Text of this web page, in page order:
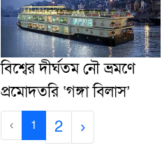
বিশ্বের দীর্ঘতম নৌ ভ্রমণে
প্রমোদতরি ‘গঙ্গা বিলাস’
‹ 1 2 ›